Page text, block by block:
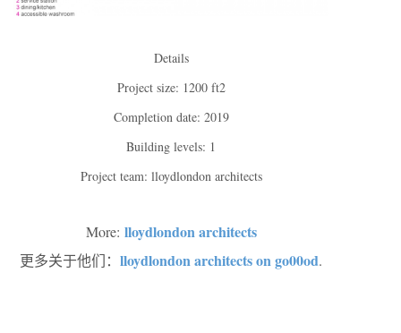
Details
Project size: 1200 ft2
Completion date: 2019
Building levels: 1
Project team: lloydlondon architects
More: lloydlondon architects
更多关于他们： lloydlondon architects on go00od.